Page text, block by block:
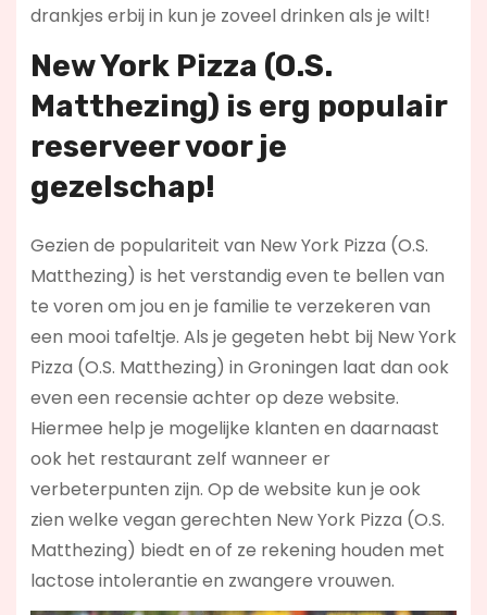
drankjes erbij in kun je zoveel drinken als je wilt!
New York Pizza (O.S.
Matthezing) is erg populair
reserveer voor je
gezelschap!
Gezien de populariteit van New York Pizza (O.S.
Matthezing) is het verstandig even te bellen van
te voren om jou en je familie te verzekeren van
een mooi tafeltje. Als je gegeten hebt bij New York
Pizza (O.S. Matthezing) in Groningen laat dan ook
even een recensie achter op deze website.
Hiermee help je mogelijke klanten en daarnaast
ook het restaurant zelf wanneer er
verbeterpunten zijn. Op de website kun je ook
zien welke vegan gerechten New York Pizza (O.S.
Matthezing) biedt en of ze rekening houden met
lactose intolerantie en zwangere vrouwen.